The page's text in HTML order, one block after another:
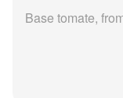
Base tomate,